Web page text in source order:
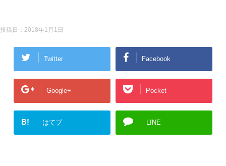
投稿日： 2018年1月1日
Twitter Facebook
Google+ Pocket
B! はてブ LINE